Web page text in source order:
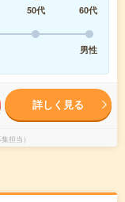
50代
60代
男性
詳しく見る
担当）